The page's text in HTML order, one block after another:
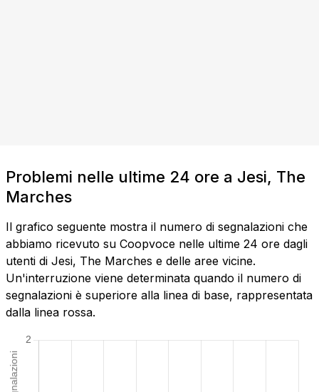
Problemi nelle ultime 24 ore a Jesi, The
Marches
Il grafico seguente mostra il numero di segnalazioni che
abbiamo ricevuto su Coopvoce nelle ultime 24 ore dagli
utenti di Jesi, The Marches e delle aree vicine.
Un'interruzione viene determinata quando il numero di
segnalazioni è superiore alla linea di base, rappresentata
dalla linea rossa.